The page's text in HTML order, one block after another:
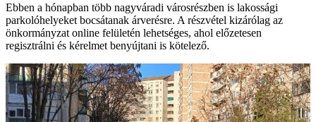
Ebben a hónapban több nagyváradi városrészben is lakossági
parkolóhelyeket bocsátanak árverésre. A részvétel kizárólag az
önkormányzat online felületén lehetséges, ahol előzetesen
regisztrálni és kérelmet benyújtani is kötelező.